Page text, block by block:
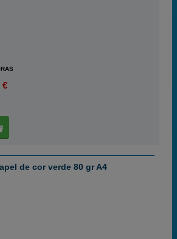
€
de cor verde 80 gr A4